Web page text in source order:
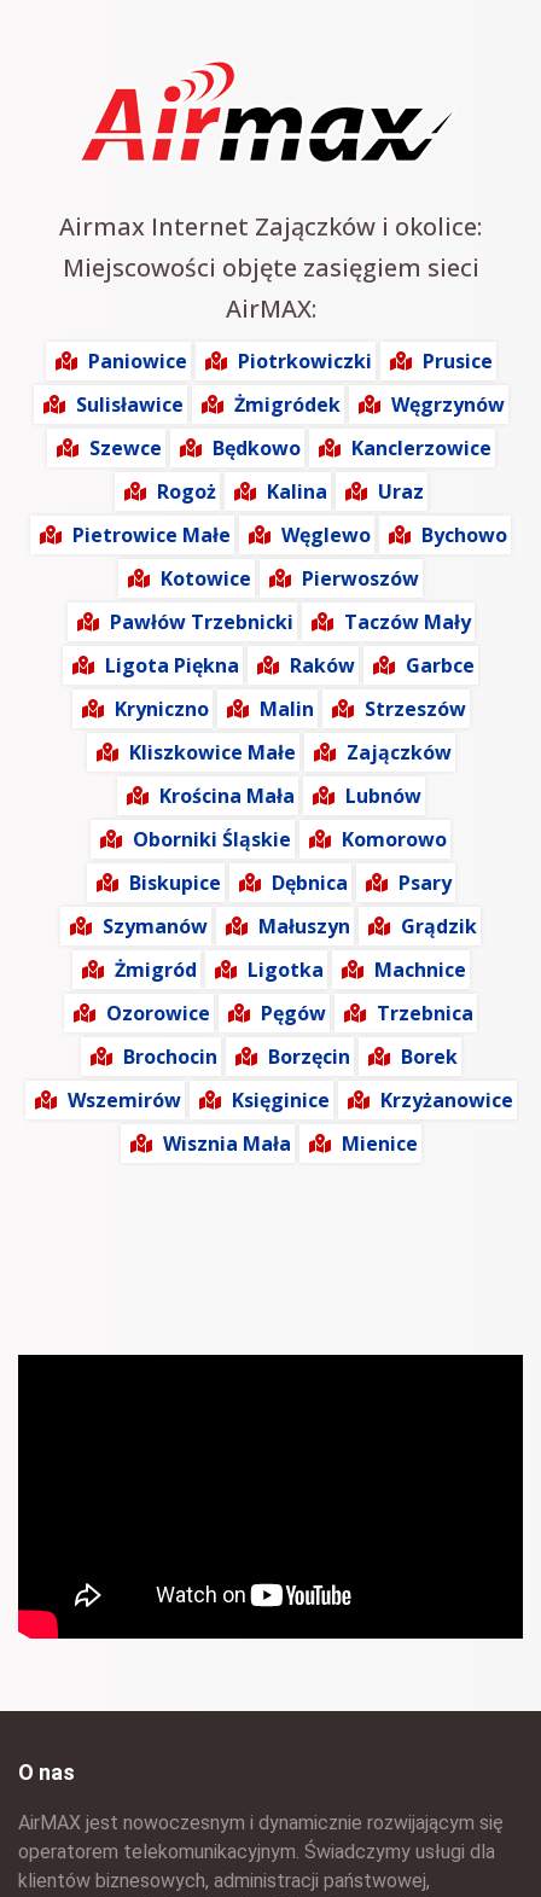
Airmax Internet Zajączków i okolice:
Miejscowości objęte zasięgiem sieci
AirMAX:
Paniowice Piotrkowiczki
Prusice
Sulisławice
Żmigródek
Węgrzynów
Szewce
Będkowo
Kanclerzowice
Rogoż
Kalina
Uraz
Pietrowice Małe
Węglewo
Bychowo
Kotowice
Pierwoszów
Pawłów Trzebnicki
Taczów Mały
Ligota Piękna
Raków
Garbce
Kryniczno
Malin
Strzeszów
Kliszkowice Małe
Zajączków
Krościna Mała
Lubnów
Oborniki Śląskie
Komorowo
Biskupice
Dębnica
Psary
Szymanów
Małuszyn
Grądzik
Żmigród
Ligotka
Machnice
Ozorowice
Pęgów
Trzebnica
Brochocin
Borzęcin
Borek
Wszemirów
Księginice
Krzyżanowice
Wisznia Mała
Mienice
O nas
AirMAX jest nowoczesnym i dynamicznie rozwijającym się
operatorem telekomunikacyjnym. Świadczymy usługi dla
klientów biznesowych, administracji państwowej,